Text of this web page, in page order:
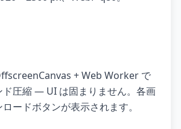
+ Web Worker で
ド圧縮 — UI は固まりません。各画
ードボタンが表示されます。